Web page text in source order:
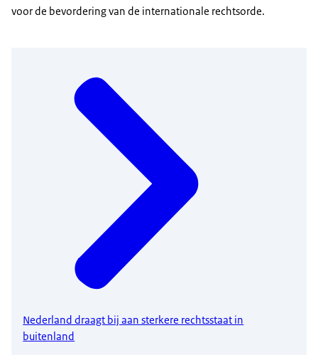
voor de bevordering van de internationale rechtsorde.
Nederland draagt bij aan sterkere rechtsstaat in
buitenland